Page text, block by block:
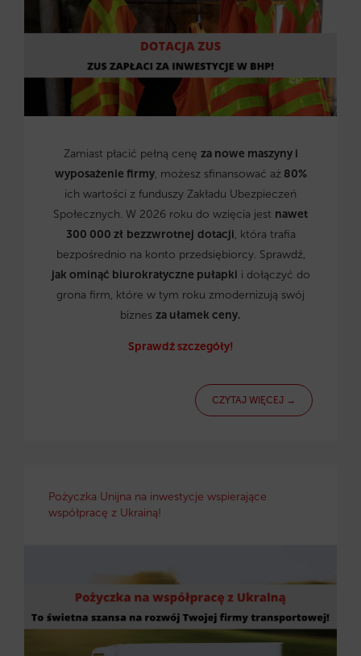
Zamiast płacić pełną cenę za nowe maszyny i
wyposażenie firmy, możesz sfinansować aż80%
ich wartości z funduszy Zakładu Ubezpieczeń
Społecznych. W 2026 roku do wzięcia jest nawet
300 000 zł bezzwrotnej dotacji, która trafia
bezpośrednio na konto przedsiębiorcy. Sprawdź,
jak ominąć biurokratyczne pułapki i dołączyć do
grona firm, które w tym roku zmodernizują swój
biznes za ułamek ceny.
Sprawdź szczegóły!
CZYTAJ WIĘCEJ →
Pożyczka Unijna na inwestycje wspierające
współpracę z Ukrainą!